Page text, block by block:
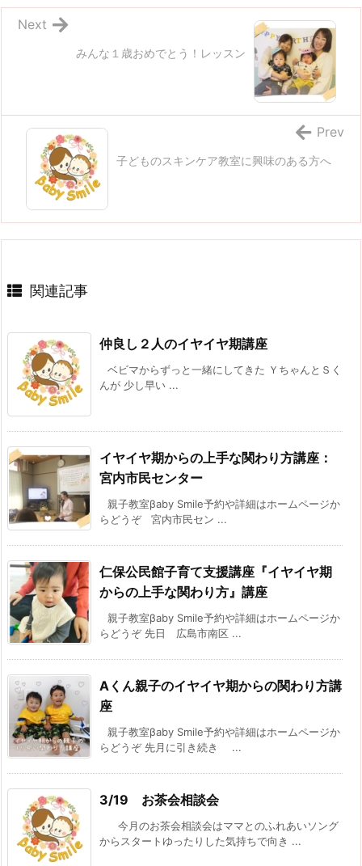
みんな１歳おめでとう！レッスン
Next
子どものスキンケア教室に興味のある方へ
Prev
関連記事
仲良し２人のイヤイヤ期講座
ベビマからずっと一緒にしてきた ＹちゃんとＳく
んが 少し早い ...
イヤイヤ期からの上手な関わり方講座：
宮内市民センター
親子教室βaby Smile予約や詳細はホームページか
らどうぞ 宮内市民セン ...
仁保公民館子育て支援講座『イヤイヤ期
からの上手な関わり方』講座
親子教室βaby Smile予約や詳細はホームページか
らどうぞ 先日 広島市南区 ...
Aくん親子のイヤイヤ期からの関わり方講
座
親子教室βaby Smile予約や詳細はホームページか
らどうぞ 先月に引き続き ...
3/19 お茶会相談会
今月のお茶会相談会はママとのふれあいソング
からスタートゆったりした気持ちで向き ...